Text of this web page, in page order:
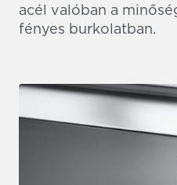
acél valóban a
fényes burkolatban.